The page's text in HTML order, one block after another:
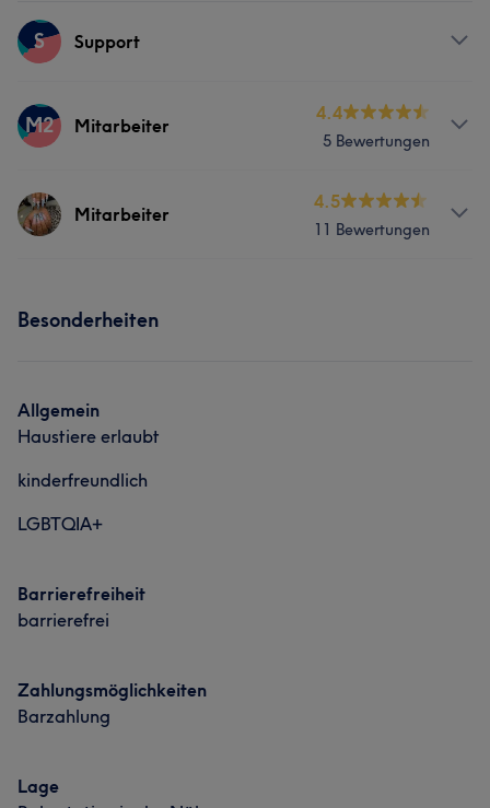
S Support
Services
M2 Mitarbeiter
4.4
5 Bewertungen
Services
Mitarbeiter
4.5
11 Bewertungen
Besonderheiten
Allgemein
Haustiere erlaubt
kinderfreundlich
LGBTQIA+
Barrierefreiheit
barrierefrei
Zahlungsmöglichkeiten
Barzahlung
Lage